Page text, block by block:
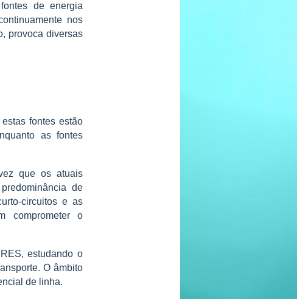
de energia
nos
provoca diversas
fontes estão
as fontes
que os atuais
de
circuitos e as
comprometer o
estudando o
O âmbito
de linha.